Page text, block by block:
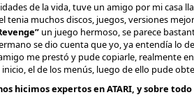
de la vida, tuve un amigo por mi casa
tenia muchos discos, juegos, versiones
un juego hermoso, se parece
se dio cuenta que yo, ya entendía lo
me prestó y pude copiarle, realmente
el de los menús, luego de ello pude
hicimos expertos en ATARI, y sobre